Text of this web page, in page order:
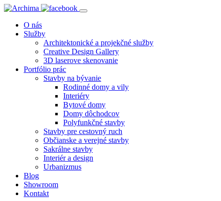
O nás
Služby
Architektonické a projekčné služby
Creative Design Gallery
3D laserove skenovanie
Portfólio prác
Stavby na bývanie
Rodinné domy a vily
Interiéry
Bytové domy
Domy dôchodcov
Polyfunkčné stavby
Stavby pre cestovný ruch
Občianske a verejné stavby
Sakrálne stavby
Interiér a design
Urbanizmus
Blog
Showroom
Kontakt